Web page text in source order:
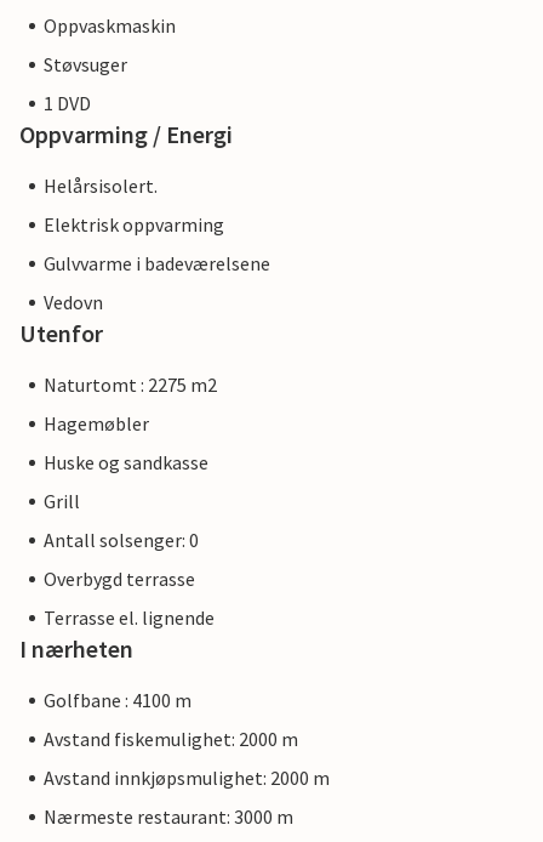
Oppvaskmaskin
Støvsuger
1 DVD
Oppvarming / Energi
Helårsisolert.
Elektrisk oppvarming
Gulvvarme i badeværelsene
Vedovn
Utenfor
Naturtomt : 2275 m2
Hagemøbler
Huske og sandkasse
Grill
Antall solsenger: 0
Overbygd terrasse
Terrasse el. lignende
I nærheten
Golfbane : 4100 m
Avstand fiskemulighet: 2000 m
Avstand innkjøpsmulighet: 2000 m
Nærmeste restaurant: 3000 m